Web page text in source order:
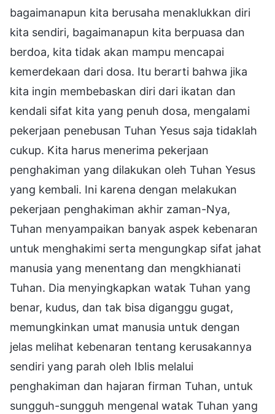
bagaimanapun kita berusaha menaklukkan diri
kita sendiri, bagaimanapun kita berpuasa dan
berdoa, kita tidak akan mampu mencapai
kemerdekaan dari dosa. Itu berarti bahwa jika
kita ingin membebaskan diri dari ikatan dan
kendali sifat kita yang penuh dosa, mengalami
pekerjaan penebusan Tuhan Yesus saja tidaklah
cukup. Kita harus menerima pekerjaan
penghakiman yang dilakukan oleh Tuhan Yesus
yang kembali. Ini karena dengan melakukan
pekerjaan penghakiman akhir zaman-Nya,
Tuhan menyampaikan banyak aspek kebenaran
untuk menghakimi serta mengungkap sifat jahat
manusia yang menentang dan mengkhianati
Tuhan. Dia menyingkapkan watak Tuhan yang
benar, kudus, dan tak bisa diganggu gugat,
memungkinkan umat manusia untuk dengan
jelas melihat kebenaran tentang kerusakannya
sendiri yang parah oleh Iblis melalui
penghakiman dan hajaran firman Tuhan, untuk
sungguh-sungguh mengenal watak Tuhan yang